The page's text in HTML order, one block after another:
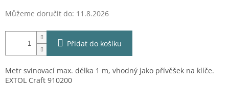
Můžeme doručit do: 11.8.2026
Přidat do košíku
Metr svinovací max. délka 1 m, vhodný jako přívěšek na klíče.
EXTOL Craft 910200